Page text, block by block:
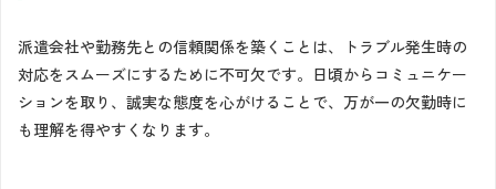
派遣会社や勤務先との信頼関係を築くことは、トラブル発生時の
対応をスムーズにするために不可欠です。日頃からコミュニケー
ションを取り、誠実な態度を心がけることで、万が一の欠勤時に
も理解を得やすくなります。